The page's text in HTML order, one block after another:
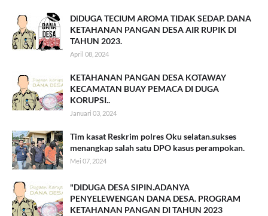
DiDUGA TECIUM AROMA TIDAK SEDAP. DANA
KETAHANAN PANGAN DESA AIR RUPIK DI
TAHUN 2023.
April 08, 2024
KETAHANAN PANGAN DESA KOTAWAY
KECAMATAN BUAY PEMACA DI DUGA
KORUPSI..
Januari 03, 2024
Tim kasat Reskrim polres Oku selatan.sukses
menangkap salah satu DPO kasus perampokan.
Mei 07, 2024
"DIDUGA DESA SIPIN.ADANYA
PENYELEWENGAN DANA DESA. PROGRAM
KETAHANAN PANGAN DI TAHUN 2023